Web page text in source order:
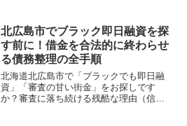
まで徹底解説。多重債務の地獄から抜け
出し、合法的に借金を減額・免除する
「債務整理」の正しい知識と、今すぐ督
促を止める無料相談窓口をご案内しま
す。
北広島市でブラック即日融資を探
す前に！借金を合法的に終わらせ
る債務整理の全手順
北海道北広島市で「ブラックでも即日融
資」「審査の甘い街金」をお探しです
か？審査に落ち続ける残酷な理由（信用